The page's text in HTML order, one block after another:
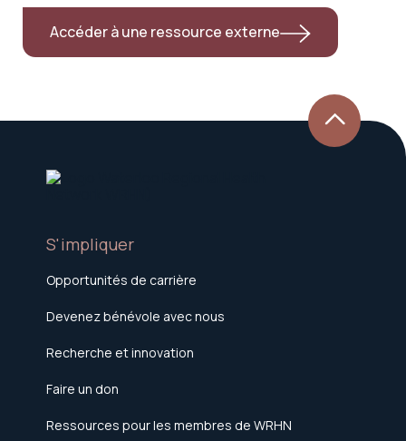
Accéder à une ressource externe
S'impliquer
Opportunités de carrière
Devenez bénévole avec nous
Recherche et innovation
Faire un don
Ressources pour les membres de WRHN